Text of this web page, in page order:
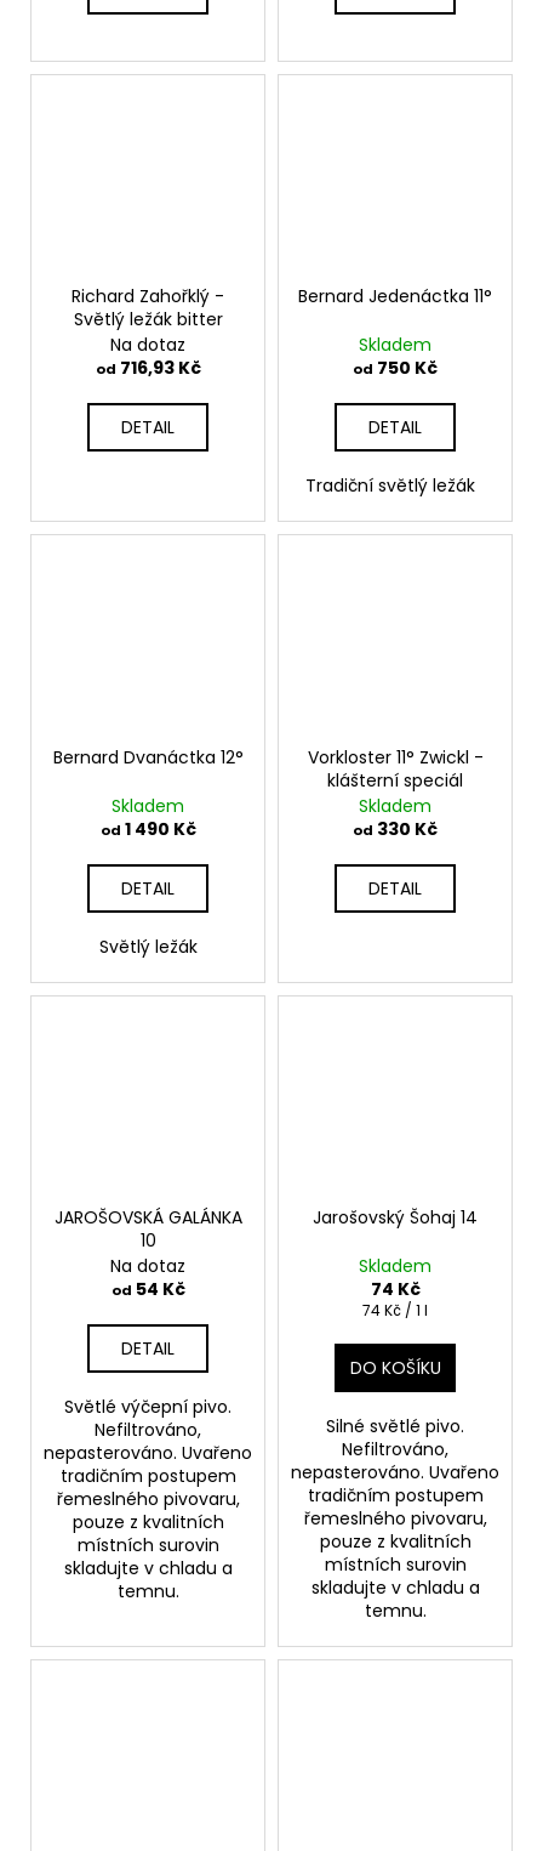
Richard Zahořklý -
Světlý ležák bitter
Na dotaz
od 716,93 Kč
DETAIL
Bernard Jedenáctka 11°
Skladem
od 750 Kč
DETAIL
Tradiční světlý ležák
Bernard Dvanáctka 12°
Skladem
od 1 490 Kč
DETAIL
Světlý ležák
Vorkloster 11° Zwickl -
klášterní speciál
Skladem
od 330 Kč
DETAIL
JAROŠOVSKÁ GALÁNKA
10
Na dotaz
od 54 Kč
DETAIL
Světlé výčepní pivo.
Nefiltrováno,
nepasterováno. Uvařeno
tradičním postupem
řemeslného pivovaru,
pouze z kvalitních
místních surovin
skladujte v chladu a
temnu.
Jarošovský Šohaj 14
Skladem
74 Kč
Měrná
74 Kč / 1 l
DO KOŠÍKU
Silné světlé pivo.
Nefiltrováno,
nepasterováno. Uvařeno
tradičním postupem
řemeslného pivovaru,
pouze z kvalitních
místních surovin
skladujte v chladu a
temnu.